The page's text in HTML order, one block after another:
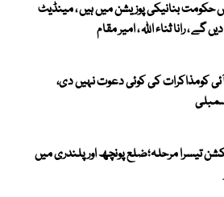
حکومت بنانیکی پوزیشن میں ہیں ، مینڈیٹ
گے ، رانا ثناء اللہ ، امیر مقام
کومذاکرات کی کوئی دعوت نہیں دی،
تیسرا مرحلہ؛ضلع پونچھ اور پلندری میں